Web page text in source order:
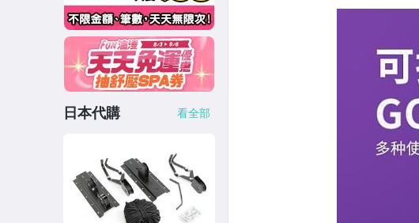
日本代購 看全部